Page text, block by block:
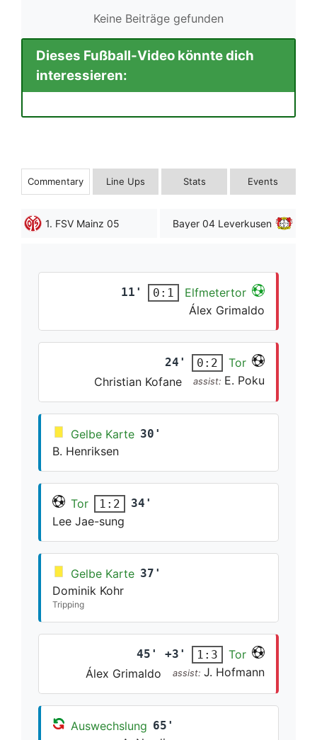
Keine Beiträge gefunden
Dieses Fußball-Video könnte dich
interessieren:
Commentary Line Ups Stats Events
1. FSV Mainz 05 Bayer 04 Leverkusen
11' 0:1
Elfmetertor
Álex Grimaldo
24' 0:2
Tor
Christian Kofane
assist: E. Poku
Gelbe Karte 30'
B. Henriksen
Tor 1:2 34'
Lee Jae-sung
Gelbe Karte 37'
Dominik Kohr
Tripping
45' +3' 1:3
Tor
Álex Grimaldo
assist: J. Hofmann
Auswechslung 65'